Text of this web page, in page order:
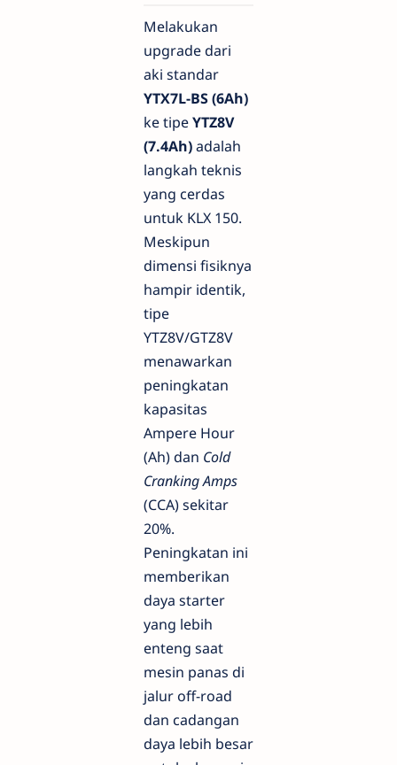
Melakukan
upgrade dari
aki standar
YTX7L-BS (6Ah)
ke tipeYTZ8V
(7.4Ah)adalah
langkah teknis
yang cerdas
untuk KLX 150.
Meskipun
dimensi fisiknya
hampir identik,
tipe
YTZ8V/GTZ8V
menawarkan
peningkatan
kapasitas
Ampere Hour
(Ah) dan Cold
Cranking Amps
(CCA) sekitar
20%.
Peningkatan ini
memberikan
daya starter
yang lebih
enteng saat
mesin panas di
jalur off-road
dan cadangan
daya lebih besar